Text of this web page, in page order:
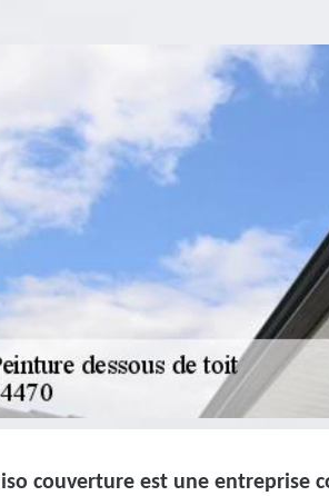
iso couverture est une entreprise